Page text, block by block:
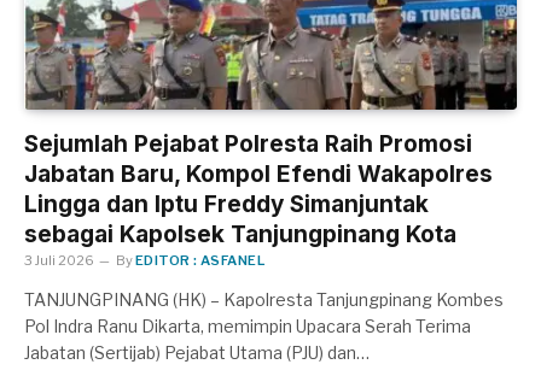
Sejumlah Pejabat Polresta Raih Promosi
Jabatan Baru, Kompol Efendi Wakapolres
Lingga dan Iptu Freddy Simanjuntak
sebagai Kapolsek Tanjungpinang Kota
3 Juli 2026 ByEDITOR : ASFANEL
TANJUNGPINANG (HK) – Kapolresta Tanjungpinang Kombes
Pol Indra Ranu Dikarta, memimpin Upacara Serah Terima
Jabatan (Sertijab) Pejabat Utama (PJU) dan…